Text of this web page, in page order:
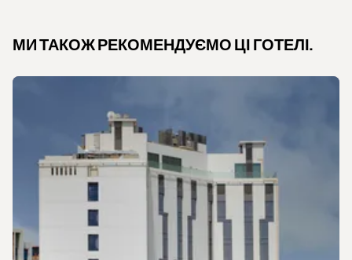
МИ ТАКОЖ РЕКОМЕНДУЄМО ЦІ ГОТЕЛІ.